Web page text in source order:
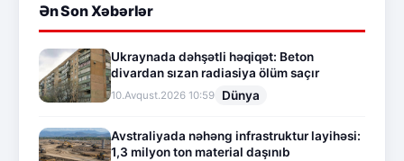
Ən Son Xəbərlər
Ukraynada dəhşətli həqiqət: Beton
divardan sızan radiasiya ölüm saçır
10.Avqust.2026 10:59 Dünya
Avstraliyada nəhəng infrastruktur layihəsi:
1,3 milyon ton material daşınıb